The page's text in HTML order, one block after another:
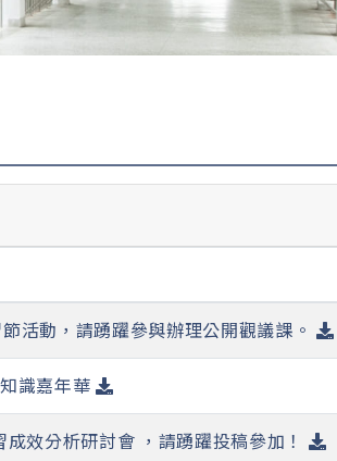
活動，請踴躍參與辦理公開觀議課。
識嘉年華
效分析研討會 ，請踴躍投稿參加！